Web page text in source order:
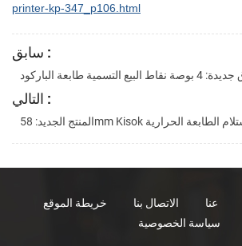
printer-kp-347_p106.html
سابق :
التالي :
عنا الاتصال بنا خريطة الموقع
سياسة الخصوصية